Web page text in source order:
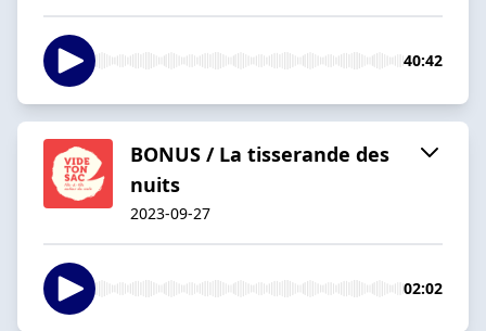
40:42
BONUS / La tisserande des
nuits
2023-09-27
02:02